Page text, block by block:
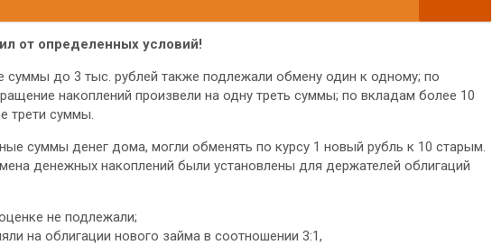
от определенных условий!
до 3 тыс. рублей также подлежали обмену один к одному; по
накоплений произвели на одну треть суммы; по вкладам более 10
трети суммы.
суммы денег дома, могли обменять по курсу 1 новый рубль к 10 старым.
денежных накоплений были установлены для держателей облигаций
не подлежали;
на облигации нового займа в соотношении 3:1,